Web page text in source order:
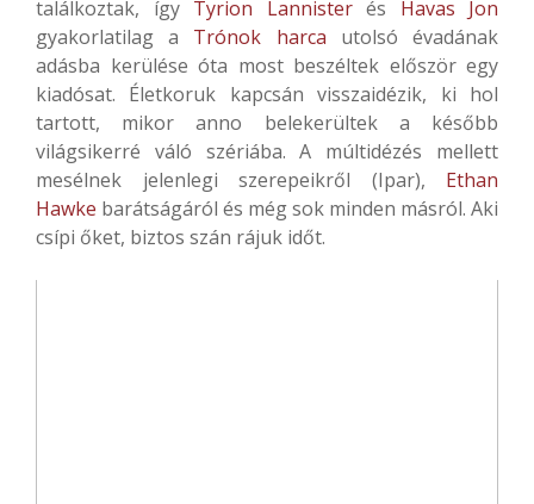
találkoztak, így Tyrion Lannisterés Havas Jon
gyakorlatilag a Trónok harca utolsó évadának
adásba kerülése óta most beszéltek először egy
kiadósat. Életkoruk kapcsán visszaidézik, ki hol
tartott, mikor anno belekerültek a később
világsikerré váló szériába. A múltidézés mellett
mesélnek jelenlegi szerepeikről (Ipar), Ethan
Hawke barátságáról és még sok minden másról. Aki
csípi őket, biztos szán rájuk időt.